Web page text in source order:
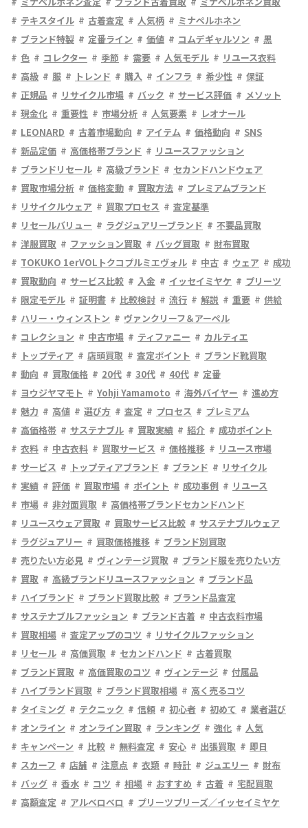
テキスタイル
古着査定 人気柄
ミナペルホネン
ブランド特製
定番ライン 価値 コムデギャルソン
黒
色
コレクター 季節 需要 人気モデル
リユース衣料
高級
服 トレンド 購入 インフラ 希少性
保証
正規品
リサイクル市場 バック サービス評価
メソット
現金化
重要性 市場分析 人気要素
レオナール
LEONARD
古着市場動向 アイテム 価格動向
SNS
新品定価
高価格帯ブランド
リユースファッション
ブランドリセール
高級ブランド
セカンドハンドウェア
買取市場分析
価格変動 買取方法
プレミアムブランド
リサイクルウェア
買取プロセス
査定基準
リセールバリュー
ラグジュアリーブランド
不要品買取
洋服買取
ファッション買取 バッグ買取
財布買取
TOKUKO 1erVOLトクコプルミエヴォル
中古 ウェア
成功
買取動向
サービス比較 入金 イッセイミヤケ
プリーツ
限定モデル
証明書 比較検討 流行 解説 重要
供給
ハリー・ウィンストン
ヴァンクリーフ＆アーペル
コレクション
中古市場 ティファニー
カルティエ
トップティア
店頭買取 査定ポイント
ブランド靴買取
動向
買取価格 20代 30代 40代
定番
ヨウジヤマモト
Yohji Yamamoto 海外バイヤー
進め方
魅力
高値 選び方 査定 プロセス
プレミアム
高価格帯
サステナブル 買取実績 紹介
成功ポイント
衣料
中古衣料 買取サービス 価格推移
リユース市場
サービス
トップティアブランド ブランド
リサイクル
実績
評価 買取市場 ポイント 成功事例
リユース
市場
非対面買取
高価格帯ブランドセカンドハンド
リユースウェア買取
買取サービス比較
サステナブルウェア
ラグジュアリー
買取価格推移
ブランド別買取
売りたい方必見
ヴィンテージ買取
ブランド服を売りたい方
買取
高級ブランドリユースファッション
ブランド品
ハイブランド
ブランド買取比較
ブランド品査定
サステナブルファッション
ブランド古着
中古衣料市場
買取相場
査定アップのコツ
リサイクルファッション
リセール
高価買取 セカンドハンド
古着買取
ブランド買取
高価買取のコツ ヴィンテージ
付属品
ハイブランド買取
ブランド買取相場
高く売るコツ
タイミング
テクニック 信頼 初心者 初めて
業者選び
オンライン
オンライン買取 ランキング 強化
人気
キャンペーン
比較 無料査定 安心 出張買取
即日
スカーフ
店舗 注意点 衣類 時計 ジュエリー
財布
バッグ
香水 コツ 相場 おすすめ 古着
宅配買取
高額査定
アルベロベロ プリーツプリーズ／イッセイミヤケ